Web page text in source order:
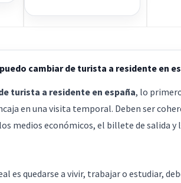
cambiar de turista a residente en
turista a residente en españa, lo
en una visita temporal. Deben ser
medios económicos, el billete de salida y
es quedarse a vivir, trabajar o estudiar,